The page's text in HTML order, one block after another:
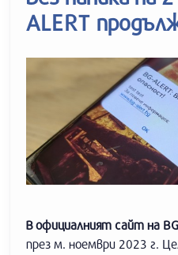
ALERT
В официалният сайт на
през м. ноември 2023 г.